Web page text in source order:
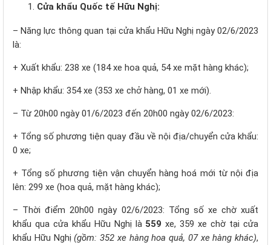
Cửa khẩu Quốc tế Hữu Nghị:
– Năng lực thông quan tại cửa khẩu Hữu Nghị ngày 02/6/2023
là:
+ Xuất khẩu: 238 xe (184 xe hoa quả, 54 xe mặt hàng khác);
+ Nhập khẩu: 354 xe (353 xe chở hàng, 01 xe mới).
– Từ 20h00 ngày 01/6/2023 đến 20h00 ngày 02/6/2023:
+ Tổng số phương tiện quay đầu về nội địa/chuyển cửa khẩu:
0 xe;
+ Tổng số phương tiện vận chuyển hàng hoá mới từ nội địa
lên: 299 xe (hoa quả, mặt hàng khác);
– Thời điểm 20h00 ngày 02/6/2023: Tổng số xe chờ xuất
khẩu qua cửa khẩu Hữu Nghị là 559xe, 359 xe chờ tại cửa
khẩu Hữu Nghị(gồm: 352 xe hàng hoa quả, 07xe hàng khác),